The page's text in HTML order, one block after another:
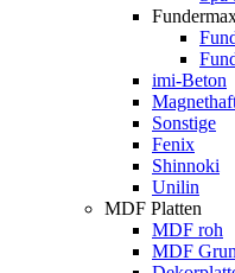
imi-Beton
Sonstige
Fenix
Shinnoki
Unilin
MDF Platten
MDF roh
MDF